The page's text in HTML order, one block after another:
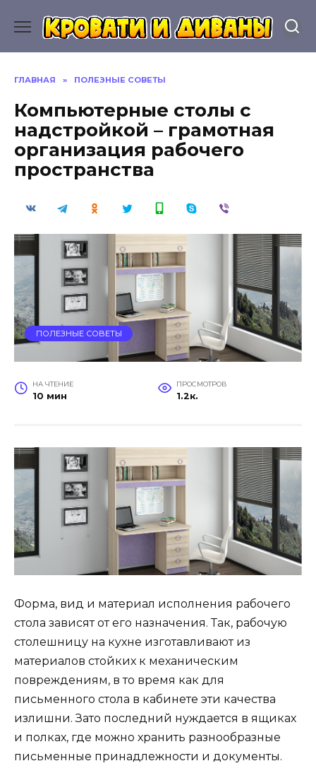
содержанию
ГЛАВНАЯ » ПОЛЕЗНЫЕ СОВЕТЫ
Компьютерные столы с
надстройкой – грамотная
организация рабочего
пространства
ПОЛЕЗНЫЕ СОВЕТЫ
НА ЧТЕНИЕ
10 мин
ПРОСМОТРОВ
1.2к.
Форма, вид и материал исполнения рабочего
стола зависят от его назначения. Так, рабочую
столешницу на кухне изготавливают из
материалов стойких к механическим
повреждениям, в то время как для
письменного стола в кабинете эти качества
излишни. Зато последний нуждается в ящиках
и полках, где можно хранить разнообразные
письменные принадлежности и документы.